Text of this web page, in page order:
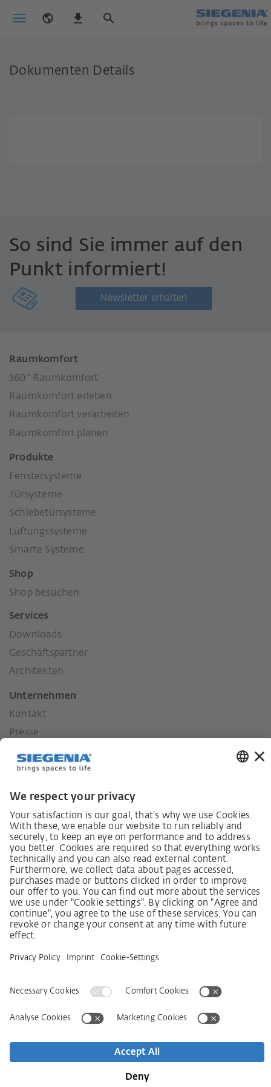
Dokumenten Details
So sind Sie immer auf den
Punkt informiert!
Newsletter erhalten
Raumkomfort
360° Raumkomfort
Raumkomfort erleben
Raumkomfort verarbeiten
Raumkomfort planen
Produkte
Fenstersysteme
Türsysteme
Schiebetürsysteme
Lüftungssysteme
Smarte Systeme
Shop
Shop besuchen
Services
Downloads
Geschäftspartner
Architekten
Unternehmen
Kontakt
Presse
Historie
Unsere Werte
Lieferkettensorgfaltspflichtengesetz
Lieferantenkodex
Grundsatzerklärung Menschenrechtsstrategie
Erklärung zur Barrierefreiheit